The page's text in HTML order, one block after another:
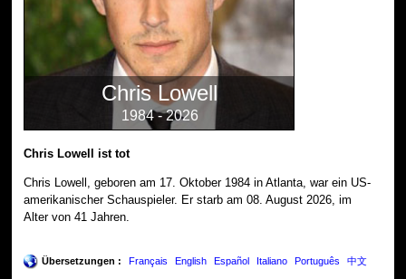
Chris Lowell
1984 - 2026
Chris Lowell ist tot
Chris Lowell, geboren am 17. Oktober 1984 in Atlanta, war ein US-
amerikanischer Schauspieler. Er starb am 08. August 2026, im
Alter von 41 Jahren.
Übersetzungen : Français English Español Italiano Português 中文